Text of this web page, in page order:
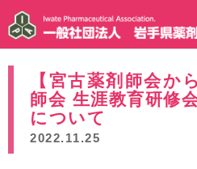
【宮古薬剤師会か
師会 生涯教育研修
について
2022.11.25